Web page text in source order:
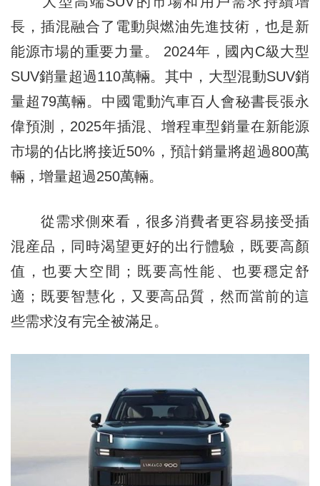
長，插混融合了電動與燃油先進技術，也是新
能源市場的重要力量。 2024年，國內C級大型
SUV銷量超過110萬輛。其中，大型混動SUV銷
量超79萬輛。中國電動汽車百人會秘書長張永
偉預測，2025年插混、增程車型銷量在新能源
市場的佔比將接近50%，預計銷量將超過800萬
輛，增量超過250萬輛。
從需求側來看，很多消費者更容易接受插
混産品，同時渴望更好的出行體驗，既要高顏
值，也要大空間；既要高性能、也要穩定舒
適；既要智慧化，又要高品質，然而當前的這
些需求沒有完全被滿足。